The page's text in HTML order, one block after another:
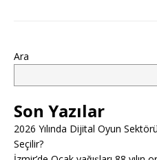
Ara
Son Yazılar
2026 Yılında Dijital Oyun
Seçilir?